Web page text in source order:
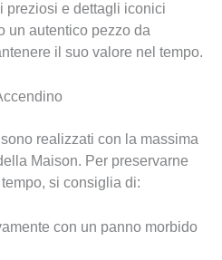
preziosi e dettagli iconici
un autentico pezzo da
il suo valore nel tempo.
realizzati con la massima
Maison. Per preservarne
si consiglia di:
con un panno morbido